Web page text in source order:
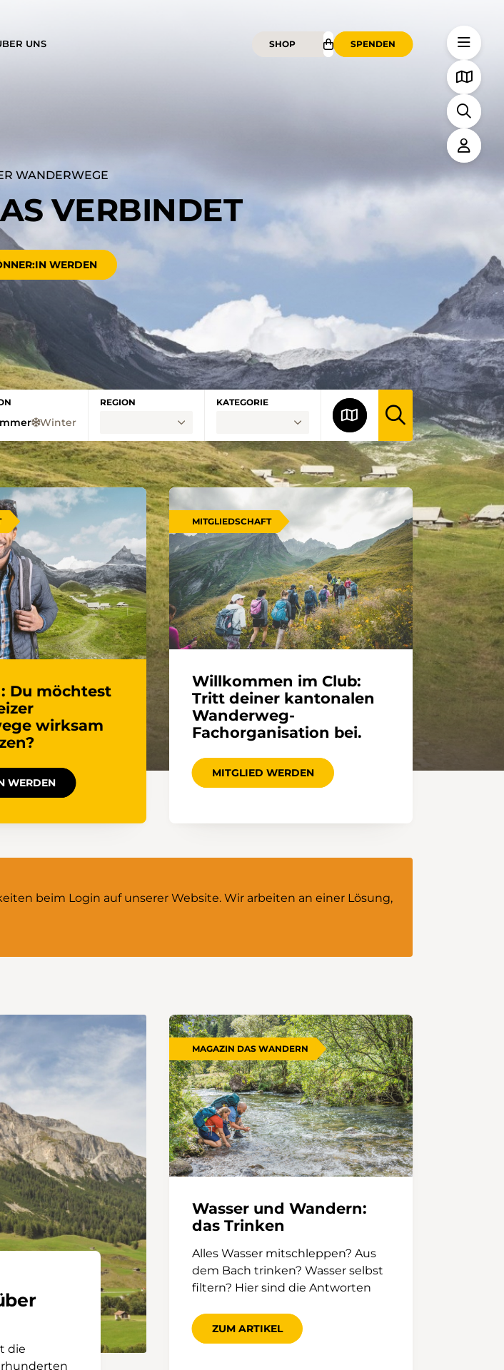
UNS SHOP SPENDEN
WANDERWEGE
VERBINDET
WERDEN
Winter
REGION KATEGORIE
Du möchtest
wirksam
WERDEN
MITGLIEDSCHAFT
Willkommen im Club:
Tritt deiner kantonalen
Wanderweg-
Fachorganisation bei.
MITGLIED WERDEN
beim Login auf unserer Website. Wir arbeiten an einer Lösung,
die
MAGAZIN DAS WANDERN
Wasser und Wandern:
das Trinken
Alles Wasser mitschleppen? Aus
dem Bach trinken? Wasser selbst
filtern? Hier sind die Antworten
ZUM ARTIKEL